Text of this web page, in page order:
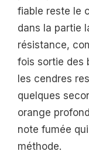
fiable reste le
dans la partie
résistance,
fois sortie des
les cendres
quelques
orange
note fumée
méthode.